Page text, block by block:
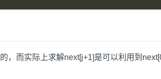
，而实际上求解next[j+1]是可以利用到